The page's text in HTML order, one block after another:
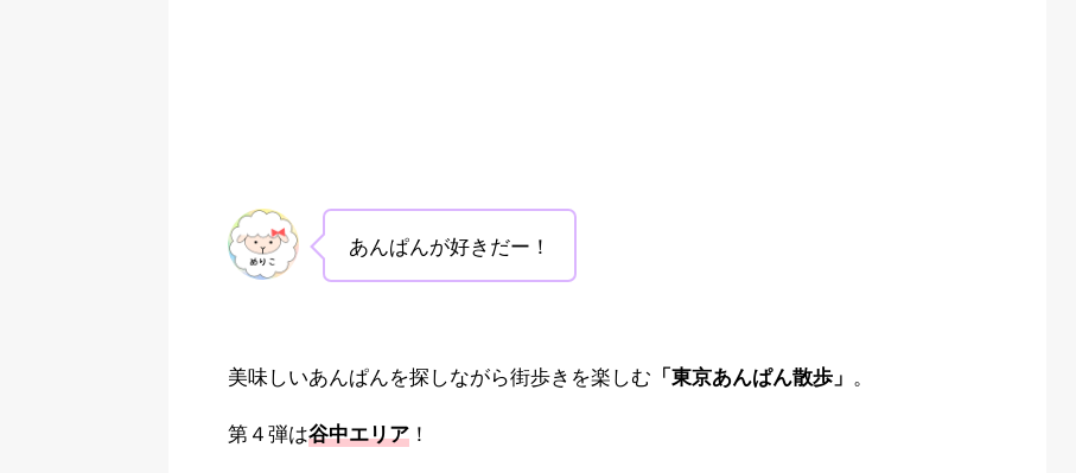
あんぱんが好きだー！
美味しいあんぱんを探しながら街歩きを楽しむ 「東京あんぱん散歩」 。
第４弾は谷中エリア ！